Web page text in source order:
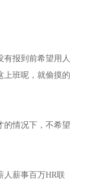
有报到前希望用人
上班呢，就偷摸的
的情况下，不希望
人薪事百万HR联